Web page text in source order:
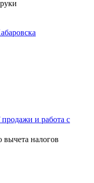
и работа с
вычета налогов